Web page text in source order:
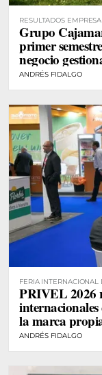
RESULTADOS
Grupo
primer
negocio
ANDRÉS FIDALGO
FERIA
PRIVEL 2026
la marca
ANDRÉS FIDALGO